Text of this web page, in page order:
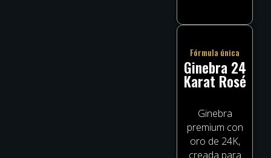
Fórmula única
Ginebra 24
Karat Rosé
Ginebra
premium con
oro de 24K,
creada para